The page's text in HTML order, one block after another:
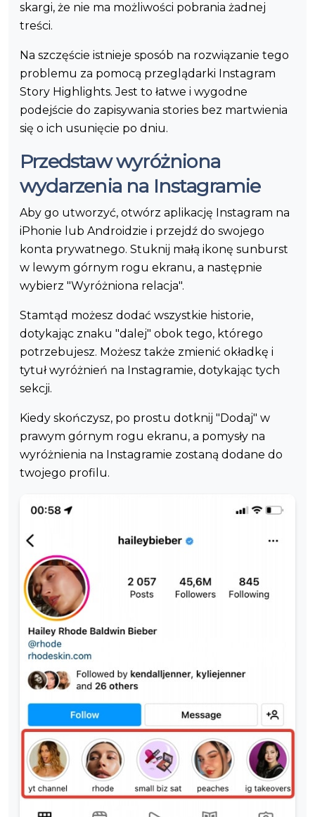
skargi, że nie ma możliwości pobrania żadnej
treści.
Na szczęście istnieje sposób na rozwiązanie tego
problemu za pomocą przeglądarki Instagram
Story Highlights. Jest to łatwe i wygodne
podejście do zapisywania stories bez martwienia
się o ich usunięcie po dniu.
Przedstaw wyróżniona
wydarzenia na Instagramie
Aby go utworzyć, otwórz aplikację Instagram na
iPhonie lub Androidzie i przejdź do swojego
konta prywatnego. Stuknij małą ikonę sunburst
w lewym górnym rogu ekranu, a następnie
wybierz "Wyróżniona relacja".
Stamtąd możesz dodać wszystkie historie,
dotykając znaku "dalej" obok tego, którego
potrzebujesz. Możesz także zmienić okładkę i
tytuł wyróżnień na Instagramie, dotykając tych
sekcji.
Kiedy skończysz, po prostu dotknij "Dodaj" w
prawym górnym rogu ekranu, a pomysły na
wyróżnienia na Instagramie zostaną dodane do
twojego profilu.